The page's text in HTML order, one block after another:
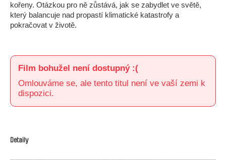
kořeny. Otázkou pro ně zůstává, jak se zabydlet ve světě,
který balancuje nad propastí klimatické katastrofy a
pokračovat v životě.
Film bohužel není dostupný :(
Omlouváme se, ale tento titul není ve vaší zemi k
dispozici.
Detaily